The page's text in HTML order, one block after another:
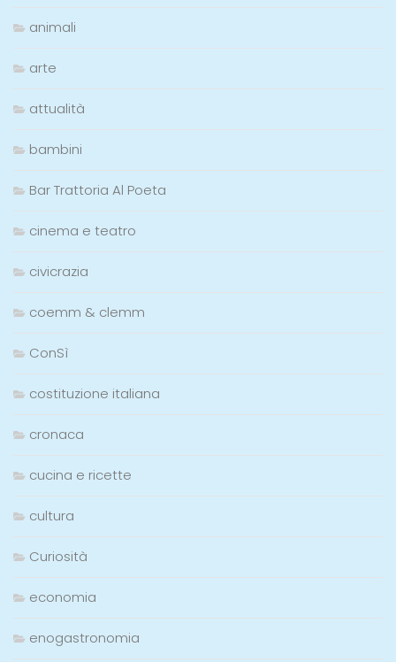
animali
arte
attualità
bambini
Bar Trattoria Al Poeta
cinema e teatro
civicrazia
coemm & clemm
ConSì
costituzione italiana
cronaca
cucina e ricette
cultura
Curiosità
economia
enogastronomia